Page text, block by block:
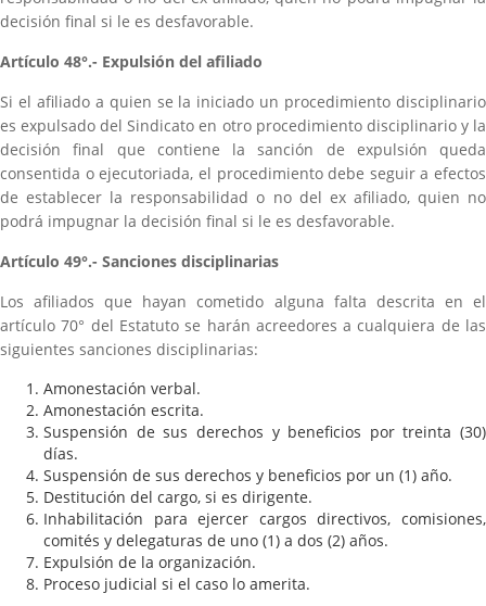
decisión final si le es desfavorable.
Artículo 48°.- Expulsión del afiliado
Si el afiliado a quien se la iniciado un procedimiento disciplinario
es expulsado del Sindicato en otro procedimiento disciplinario y la
decisión final que contiene la sanción de expulsión queda
consentida o ejecutoriada, el procedimiento debe seguir a efectos
de establecer la responsabilidad o no del ex afiliado, quien no
podrá impugnar la decisión final si le es desfavorable.
Artículo 49°.- Sanciones disciplinarias
Los afiliados que hayan cometido alguna falta descrita en el
artículo 70° del Estatuto se harán acreedores a cualquiera de las
siguientes sanciones disciplinarias:
Amonestación verbal.
Amonestación escrita.
Suspensión de sus derechos y beneficios por treinta (30)
días.
Suspensión de sus derechos y beneficios por un (1) año.
Destitución del cargo, si es dirigente.
Inhabilitación para ejercer cargos directivos, comisiones,
comités y delegaturas de uno (1) a dos (2) años.
Expulsión de la organización.
Proceso judicial si el caso lo amerita.